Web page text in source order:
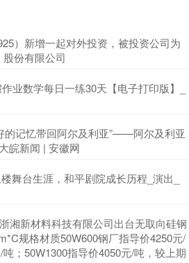
）新增一起对外投资，被投资公司为
份有限公司
业数学每日一练30天【电子打印版】_
的记忆带回阿尔及利亚”——阿尔及利亚
皖新闻 | 安徽网
舞台生涯，和平剧院成长历程_演出_
湘新材料科技有限公司出台无取向硅钢
规格材质50W600钢厂指导价4250元/
；50W1300指导价4050元/吨，较上期